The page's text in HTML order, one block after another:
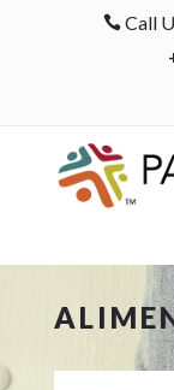
 Call